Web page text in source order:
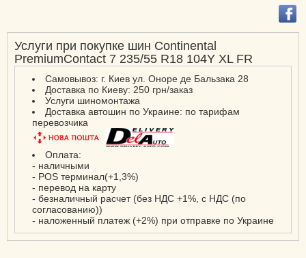
ContiPremiumContact 2
ContiPremiumContact 5
ContiSportContact 3
ContiSportContact 3E
ContiSportContact 5
ContiSportContact 5 P
ContiSportContact 5
SUV
ContiVanContact 100
ContiVanContact 200
Услуги при покупке шин Continental
PremiumContact 7 235/55 R18 104Y XL FR
Самовывоз: г. Киев ул. Оноре де Бальзака 28
Доставка по Киеву: 250 грн/заказ
Услуги шиномонтажа
Доставка автошин по Украине: по тарифам
перевозчика
Оплата:
- наличными
- POS терминал(+1,3%)
- перевод на карту
- безналичный расчет (без НДС +1%, с НДС (по
согласованию))
- наложенный платеж (+2%) при отправке по Украине